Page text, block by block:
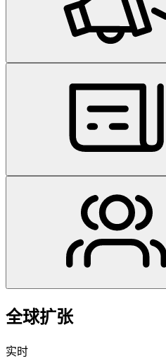
全球扩张
实时